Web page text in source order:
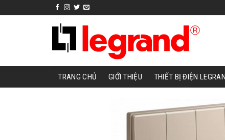
to
TRANG CHỦ GIỚI THIỆU THIẾT BỊ ĐIỆN